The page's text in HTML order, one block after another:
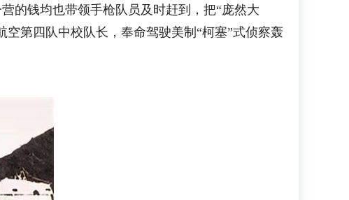
钱均也带领手枪队员及时赶到，把“庞然大
第四队中校队长，奉命驾驶美制“柯塞”式侦察轰